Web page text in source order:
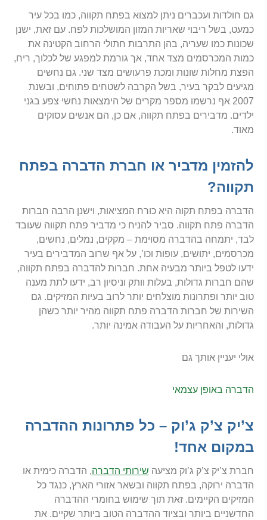
גם חולדות ועכברים ניתן למצוא בפתח תקווה, כמו בכל עיר
כמעט, בשל ריבוי שאריות המזון המושלכות לפח. עם זאת, ישנן
שכונות כמו שעריה, בהן התרבות חתולי הרחוב הקטינה את
כמות המכרסמים מצד אחד, אך גורמת למפגע של לכלוך, ריח,
הפצת מחלות שונות ומכת פרעושים מצד שני. גם נחשים
מגיעים לבקר בעיר, בשל הקרבה לשטחים פתוחים, ובשנת
2007 אף נרשמו מספר מקרים של הימצאות נחשי צפע בגני
ילדים. מדבירים בפתח תקווה, אם כן, הם אנשים עסוקים
מאוד.
להזמין מדביר או חברת הדברה בפתח
תקווה?
הדברה בפתח תקוה היא כורח המציאות, וישנן הרבה חברות
הדברה פתח תקווה. סביר להניח כי מדביר פתח תקווה שעובד
לבד, יתמחה בהדברה מסוימת – מקקים, נמלים, נחשים,
מכרסמים, יתושים, עופות וכו’, על אף שרוב המדבירים בעיר
ידעו לטפל ביותר מבעיה אחת. חברות להדברה בפתח תקווה,
שהם חברות גדולות, בעלות וותק וניסיון רב, ידעו לתת מענה
טוב יותר ופתרונות מוצלחים יותר לרוב בעיות המזיקים. גם
השירות של חברות הדברה פתח תקווה מהיר יותר כשהן
גדולות, והאחריות על העבודה אמינה יותר.
אולי יעניין אותך גם
הדברה באופן עצמאי
צ’יק צ’ק ג’וק – כל פתרונות ההדברה
במקום אחד!
חברת צ’יק צ’ק ג’וק מציעה שירותי הדברה, הדברה כימית או
הדברה ירוקה, בפתח תקווה ובשאר אזורי הארץ, כנגד כל
המזיקים הקיימים. זאת תוך שימוש בחומרי ההדברה
החדשניים ביותר ובציוד ההדברה הטוב ביותר שקיים. את